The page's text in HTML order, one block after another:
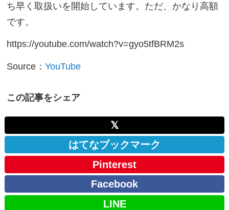
ち早く取扱いを開始しています。ただ、かなり高額
です。
https://youtube.com/watch?v=gyo5tfBRM2s
Source：YouTube
この記事をシェア
𝕏
はてなブックマーク
Pinterest
Facebook
LINE